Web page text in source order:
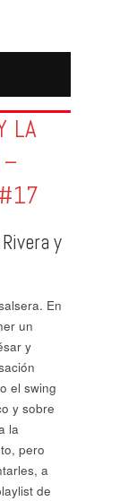
LA
–
y
En
un
y
el swing
y sobre
la
pero
a
de